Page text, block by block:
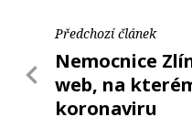
Předchozí článek
Nemocnice
web, na
koronaviru